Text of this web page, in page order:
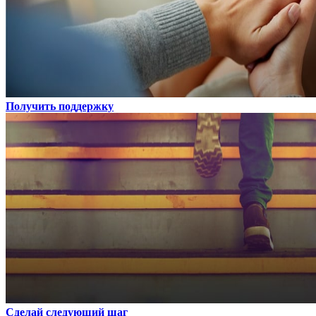
Получить поддержку
Сделай следующий шаг